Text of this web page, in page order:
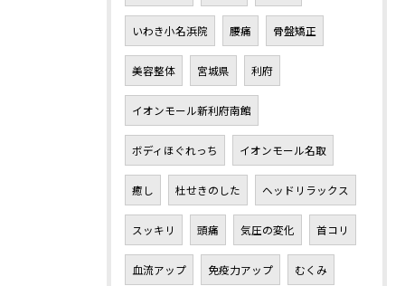
いわき小名浜院 腰痛 骨盤矯正
美容整体 宮城県 利府
イオンモール新利府南館
ボディほぐれっち イオンモール名取
癒し 杜せきのした ヘッドリラックス
スッキリ 頭痛 気圧の変化 首コリ
血流アップ 免疫力アップ むくみ